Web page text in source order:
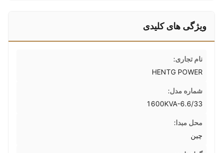
ویژگی های کلیدی
نام تجاری:
HENTG POWER
شماره مدل:
1600KVA-6.6/33
محل مبدا:
چین